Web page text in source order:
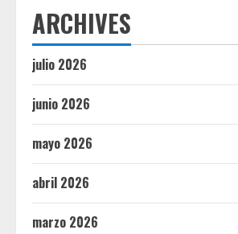
ARCHIVES
julio 2026
junio 2026
mayo 2026
abril 2026
marzo 2026